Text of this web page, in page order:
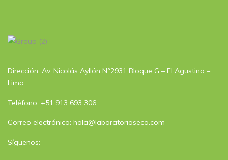
Dirección: Av. Nicolás Ayllón N°2931 Bloque G – El Agustino –
Lima
Teléfono: +51 913 693 306
Correo electrónico: hola@laboratorioseca.com
Síguenos: